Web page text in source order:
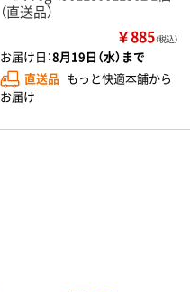
（直送品）
￥885（税込）
お届け日：8月19日（水）まで
直送品 もっと快適本舗から
お届け